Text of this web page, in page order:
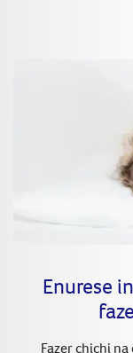
Enurese
Fazer chichi